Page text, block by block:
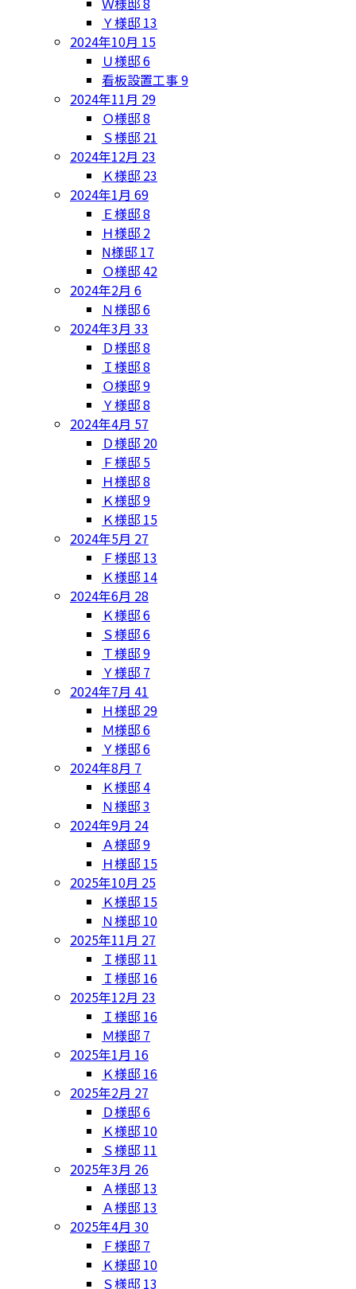
Ｙ様邸 13
2024年10月 15
Ｕ様邸6
看板設置工事9
2024年11月 29
Ｏ様邸8
Ｓ様邸 21
2024年12月 23
Ｋ様邸 23
2024年1月 69
Ｅ様邸8
Ｈ様邸 2
N様邸 17
Ｏ様邸42
2024年2月 6
Ｎ様邸6
2024年3月 33
Ｄ様邸8
Ｉ様邸8
Ｏ様邸9
Ｙ様邸8
2024年4月 57
Ｄ様邸 20
Ｆ様邸 5
Ｈ様邸8
Ｋ様邸9
Ｋ様邸 15
2024年5月 27
Ｆ様邸 13
Ｋ様邸 14
2024年6月 28
Ｋ様邸6
Ｓ様邸6
Ｔ様邸9
Ｙ様邸 7
2024年7月 41
Ｈ様邸 29
Ｍ様邸6
Ｙ様邸6
2024年8月 7
Ｋ様邸4
Ｎ様邸3
2024年9月 24
Ａ様邸9
Ｈ様邸 15
2025年10月 25
Ｋ様邸 15
Ｎ様邸 10
2025年11月 27
Ｉ様邸 11
Ｉ様邸 16
2025年12月 23
Ｉ様邸 16
Ｍ様邸 7
2025年1月 16
Ｋ様邸 16
2025年2月 27
Ｄ様邸6
Ｋ様邸 10
Ｓ様邸 11
2025年3月 26
Ａ様邸 13
Ａ様邸 13
2025年4月 30
Ｆ様邸 7
Ｋ様邸 10
Ｓ様邸 13